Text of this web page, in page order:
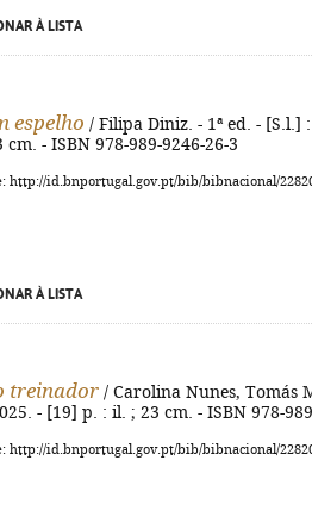
À LISTA
espelho / Filipa Diniz. - 1ª ed. - [S.l.]
- ISBN 978-989-9246-26-3
http://id.bnportugal.gov.pt/bib/bibnacional/
À LISTA
treinador / Carolina Nunes, Tomás
- [19] p. : il. ; 23 cm. - ISBN 978-
http://id.bnportugal.gov.pt/bib/bibnacional/